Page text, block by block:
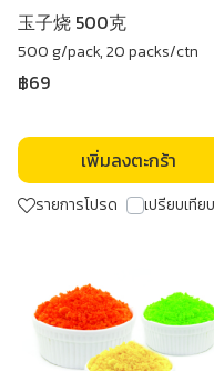
玉子烧 500克
500 g/pack, 20 packs/ctn
฿69
เพิ่มลงตะกร้า
รายการโปรด เปรียบเทียบ